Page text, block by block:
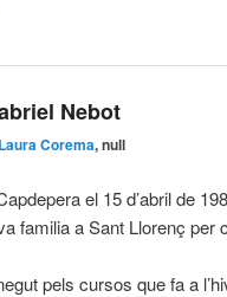
Nebot
Laura Corema, null
el 15 d’abril de
familia a Sant Llorenç per
pels cursos que fa a